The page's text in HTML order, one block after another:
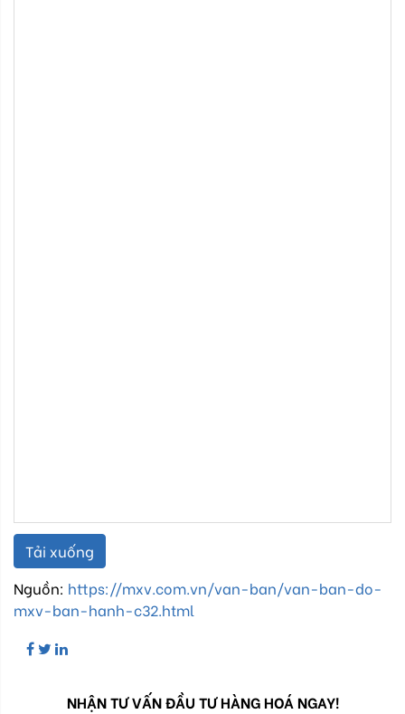
Tải xuống
Nguồn: https://mxv.com.vn/van-ban/van-ban-do-
mxv-ban-hanh-c32.html
NHẬN TƯ VẤN ĐẦU TƯ HÀNG HOÁ NGAY!